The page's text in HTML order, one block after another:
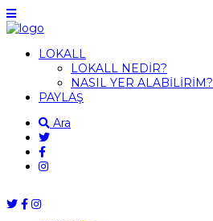
LOKALL
LOKALL NEDİR?
NASIL YER ALABİLİRİM?
PAYLAŞ
Ara